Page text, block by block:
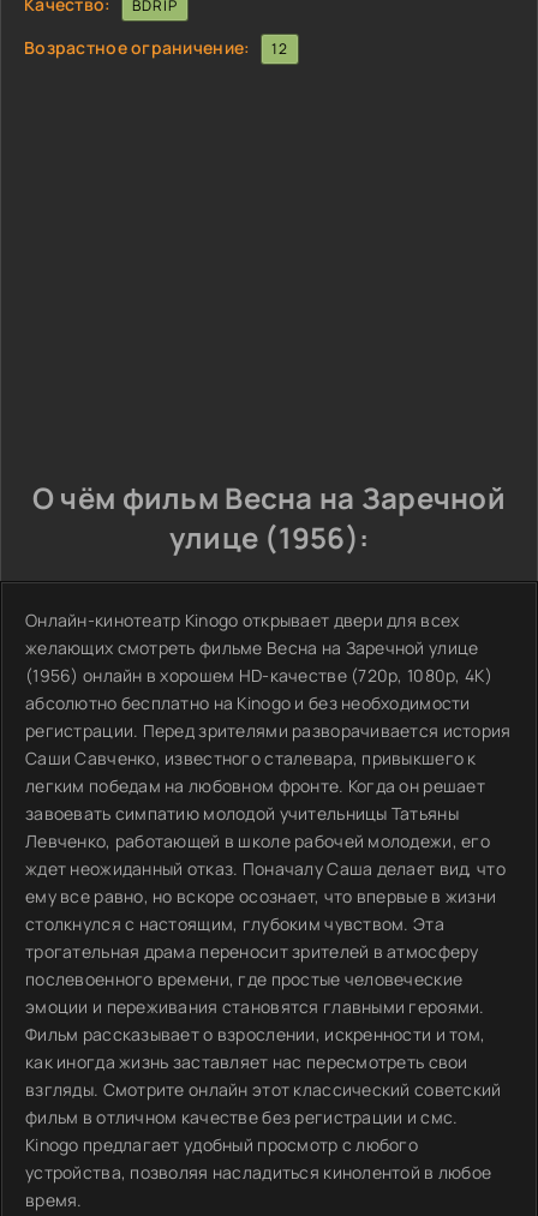
BDRIP
Возрастное ограничение: 12
О чём фильм Весна на Заречной
улице (1956):
Онлайн-кинотеатр Kinogo открывает двери для всех
желающих смотреть фильме Весна на Заречной улице
(1956) онлайн в хорошем HD-качестве (720p, 1080p, 4K)
абсолютно бесплатно на Kinogo и без необходимости
регистрации. Перед зрителями разворачивается история
Саши Савченко, известного сталевара, привыкшего к
легким победам на любовном фронте. Когда он решает
завоевать симпатию молодой учительницы Татьяны
Левченко, работающей в школе рабочей молодежи, его
ждет неожиданный отказ. Поначалу Саша делает вид, что
ему все равно, но вскоре осознает, что впервые в жизни
столкнулся с настоящим, глубоким чувством. Эта
трогательная драма переносит зрителей в атмосферу
послевоенного времени, где простые человеческие
эмоции и переживания становятся главными героями.
Фильм рассказывает о взрослении, искренности и том,
как иногда жизнь заставляет нас пересмотреть свои
взгляды. Смотрите онлайн этот классический советский
фильм в отличном качестве без регистрации и смс.
Kinogo предлагает удобный просмотр с любого
устройства, позволяя насладиться кинолентой в любое
время.